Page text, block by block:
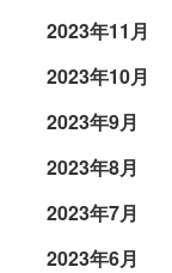
2023年11月
2023年10月
2023年9月
2023年8月
2023年7月
2023年6月